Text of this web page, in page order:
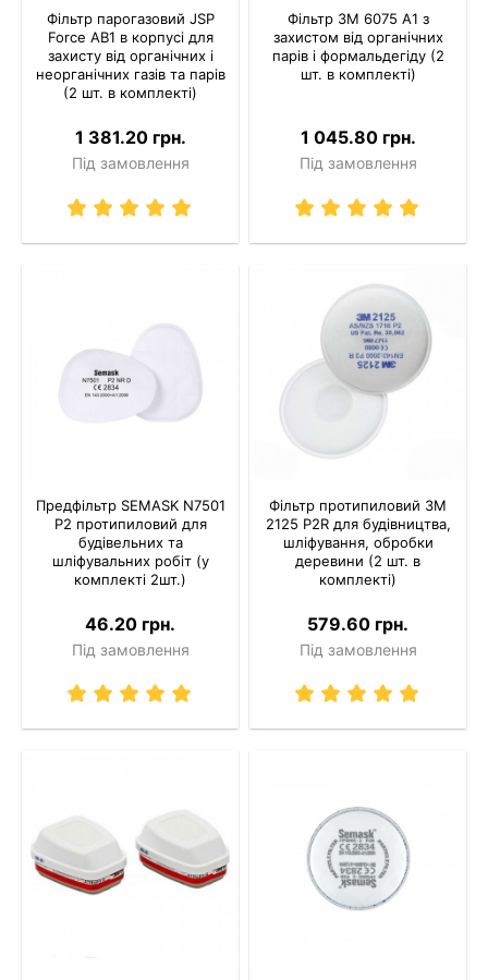
Фільтр парогазовий JSP
Force AB1 в корпусі для
захисту від органічних і
неорганічних газів та парів
(2 шт. в комплекті)
1 381.20 грн.
Під замовлення
Фільтр 3M 6075 A1 з
захистом від органічних
парів і формальдегіду (2
шт. в комплекті)
1 045.80 грн.
Під замовлення
Предфільтр SEMASK N7501
P2 протипиловий для
будівельних та
шліфувальних робіт (у
комплекті 2шт.)
46.20 грн.
Під замовлення
Фільтр протипиловий 3M
2125 P2R для будівництва,
шліфування, обробки
деревини (2 шт. в
комплекті)
579.60 грн.
Під замовлення